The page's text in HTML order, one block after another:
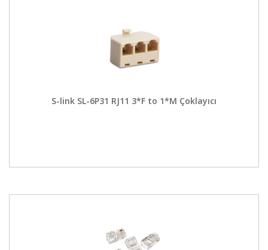
S-link SL-6P31 RJ11 3*F to 1*M Çoklayıcı